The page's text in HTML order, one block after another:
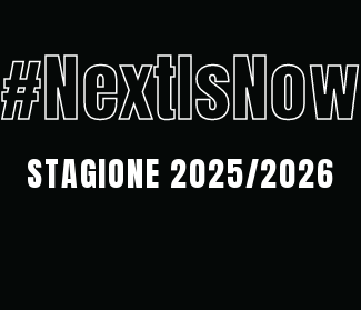
#NextIsNow
STAGIONE 2025/2026